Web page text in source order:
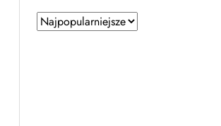
Zastosowano sortowanie: Najpopularniejsze.
Sortuj
według